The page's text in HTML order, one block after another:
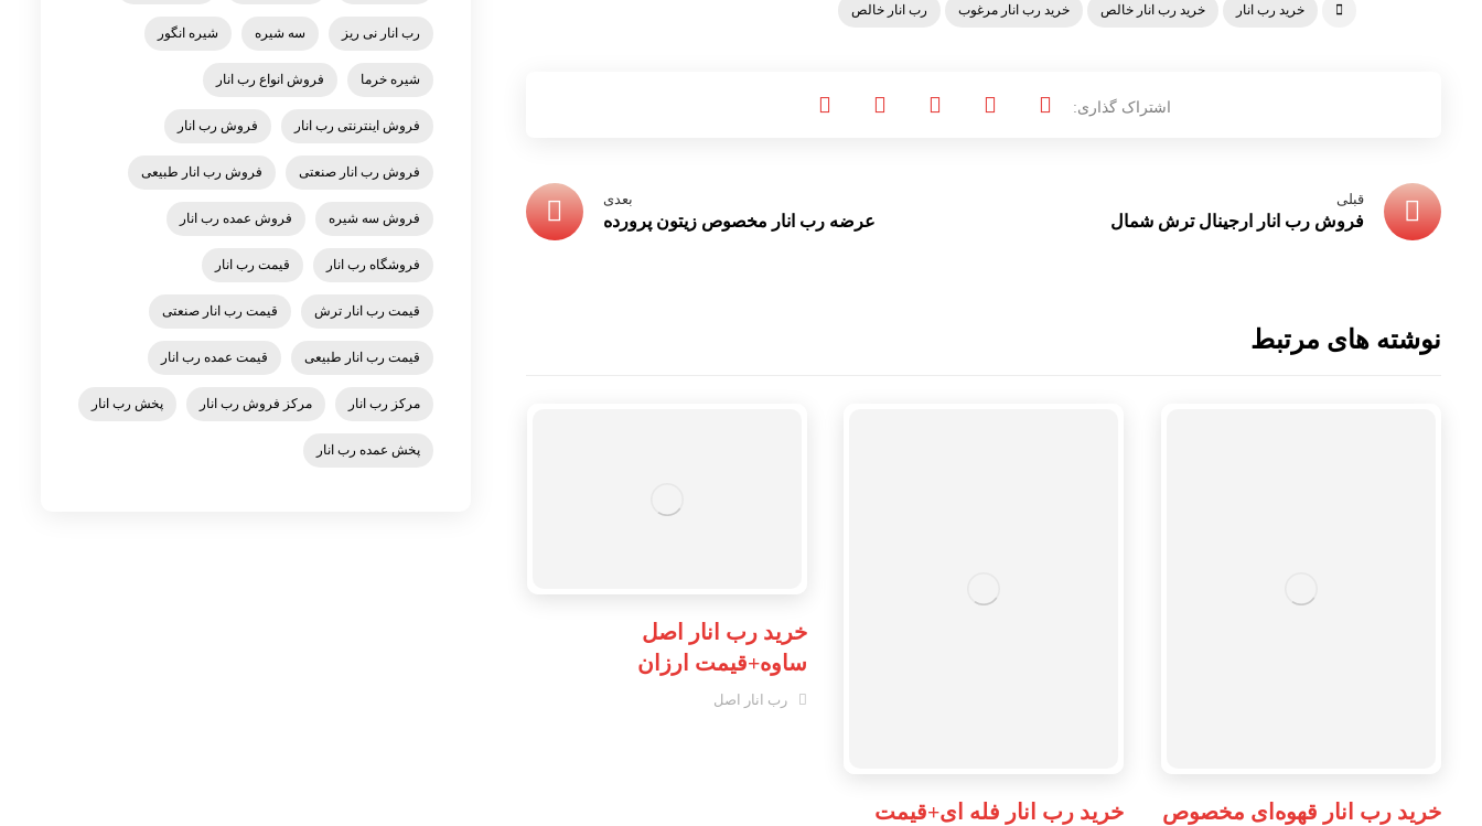
خرید رب انار خرید رب انار خالص خرید رب انار مرغوب رب انار خالص
قبلی
فروش رب انار ارجینال ترش شمال
بعدی
عرضه رب انار مخصوص زیتون پرورده
نوشته های مرتبط
خرید رب انار قهوه‌ای مخصوص
خرید رب انار فله ای+قیمت
خرید رب انار اصل
ساوه+قیمت ارزان
رب انار اصل
رب انار نی ریز سه شیره شیره انگور
شیره خرما فروش انواع رب انار
فروش اینترنتی رب انار فروش رب انار
فروش رب انار صنعتی فروش رب انار طبیعی
فروش سه شیره فروش عمده رب انار
فروشگاه رب انار قیمت رب انار
قیمت رب انار ترش قیمت رب انار صنعتی
قیمت رب انار طبیعی قیمت عمده رب انار
مرکز رب انار مرکز فروش رب انار پخش رب انار
پخش عمده رب انار